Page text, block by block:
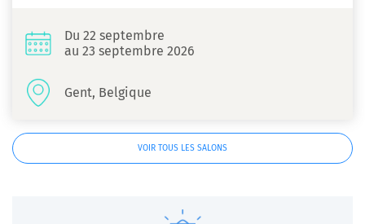
Du 22 septembre
au 23 septembre 2026
Gent, Belgique
VOIR TOUS LES SALONS